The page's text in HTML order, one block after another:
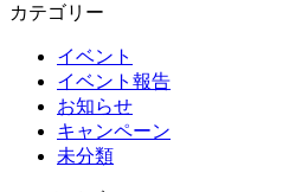
カテゴリー
イベント
イベント報告
お知らせ
キャンペーン
未分類